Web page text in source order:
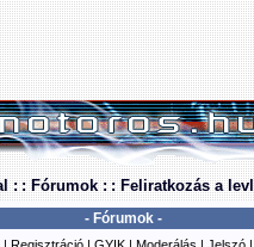
: : Fórumok : : Feliratkozás a
- Fórumok -